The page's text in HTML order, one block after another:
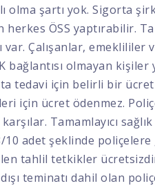
olma şartı yok. Sigorta
ÖSS yaptırabilir.
Çalışanlar, emeklililer
bağlantısı olmayan kişiler
tedavi için belirli bir
için ücret ödenmez.
Tamamlayıcı
10 adet şeklinde
tahlil tetkikler
teminatı dahil olan